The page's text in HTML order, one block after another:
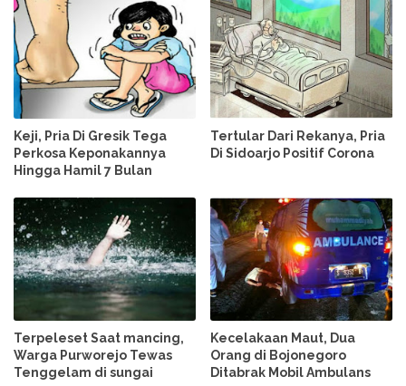
Keji, Pria Di Gresik Tega
Perkosa Keponakannya
Hingga Hamil 7 Bulan
Tertular Dari Rekanya, Pria
Di Sidoarjo Positif Corona
Terpeleset Saat mancing,
Warga Purworejo Tewas
Tenggelam di sungai
Kecelakaan Maut, Dua
Orang di Bojonegoro
Ditabrak Mobil Ambulans